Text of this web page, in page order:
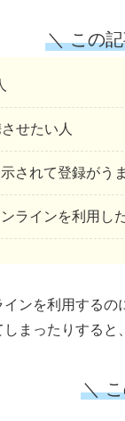
＼ この
せたい人
されて登録がう
ラインを利用し
ンを利用する
まったりすると
＼